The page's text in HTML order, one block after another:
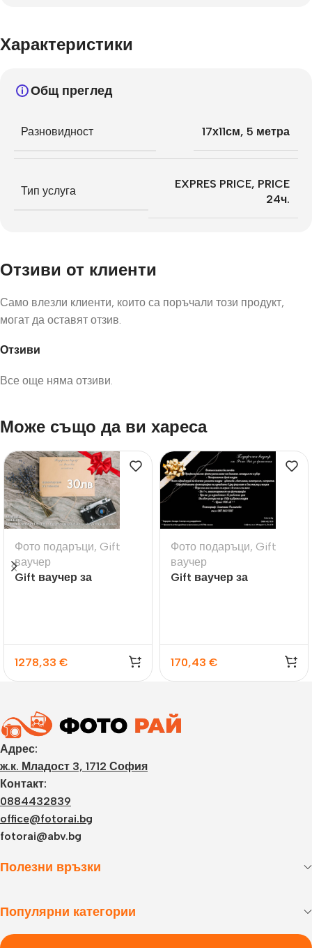
Характеристики
Общ преглед
Разновидност 17х11см, 5 метра
Тип услуга
EXPRES PRICE, PRICE
24ч.
Отзиви от клиенти
Отзиви
Все още няма отзиви.
Само влезли клиенти, които са поръчали този продукт,
могат да оставят отзив.
Може също да ви хареса
Фото подаръци, Gift
ваучер
Gift ваучер за
1278,33 €
Фото подаръци, Gift
ваучер
Gift ваучер за
170,43 €
Адрес:
ж.к. Младост 3, 1712 София
Контакт:
0884432839
office@fotorai.bg
fotorai@abv.bg
Полезни връзки
Популярни категории